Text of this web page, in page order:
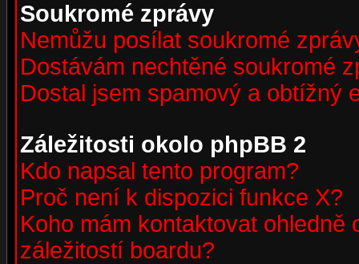
Soukromé zprávy
Nemůžu posílat soukromé
Dostávám nechtěné soukromé
Dostal jsem spamový a obtížný
Záležitosti okolo phpBB 2
Kdo napsal tento program?
Proč není k dispozici funkce X?
Koho mám kontaktovat
záležitostí boardu?